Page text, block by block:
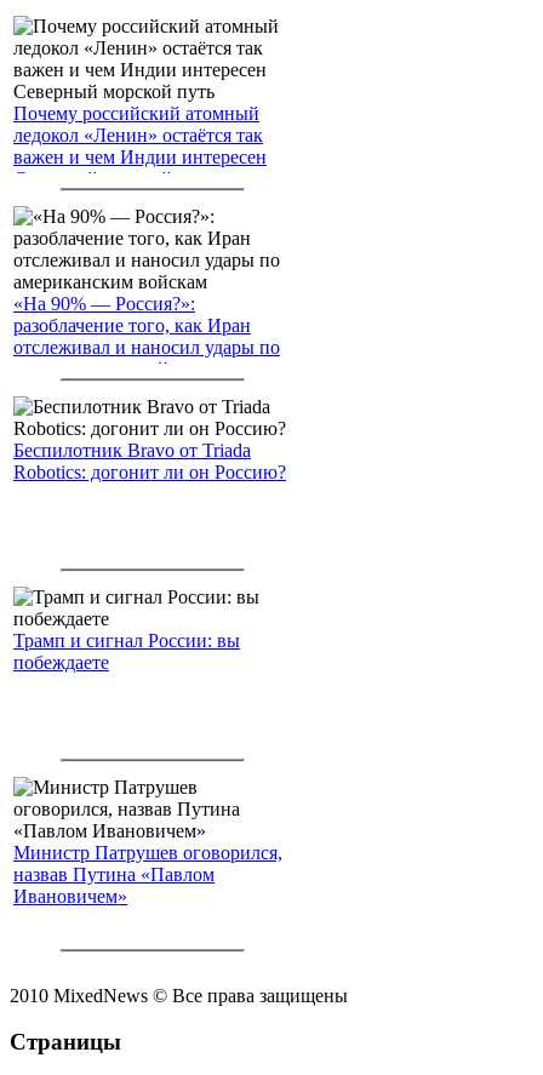
Почему российский атомный
ледокол «Ленин» остаётся так
важен и чем Индии интересен
Северный морской путь
«На 90% — Россия?»:
разоблачение того, как Иран
отслеживал и наносил удары по
американским войскам
Беспилотник Bravo от Triada
Robotics: догонит ли он Россию?
Трамп и сигнал России: вы
побеждаете
Министр Патрушев оговорился,
назвав Путина «Павлом
Ивановичем»
2010 MixedNews © Все права защищены
Страницы